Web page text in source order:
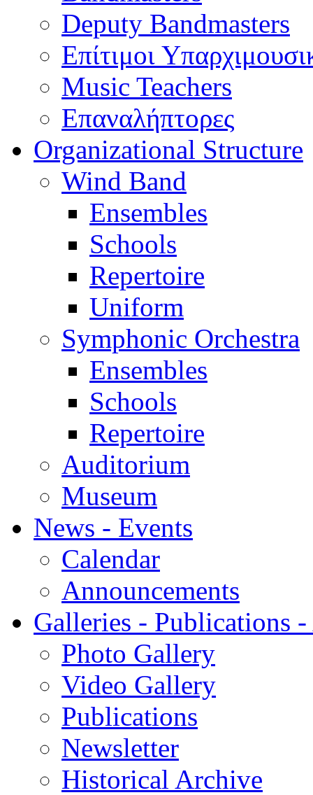
Deputy Bandmasters
Επίτιμοι
Music Teachers
Επαναλήπτορες
Organizational Structure
Wind Band
Ensembles
Schools
Repertoire
Uniform
Symphonic Orchestra
Ensembles
Schools
Repertoire
Auditorium
Museum
News - Events
Calendar
Announcements
Galleries - Publications
Photo Gallery
Video Gallery
Publications
Newsletter
Historical Archive